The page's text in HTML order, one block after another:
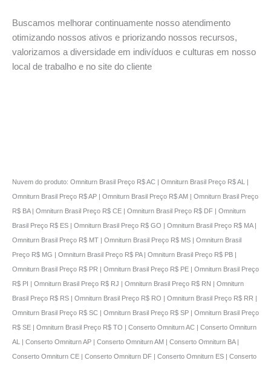
Buscamos melhorar continuamente nosso atendimento
otimizando nossos ativos e priorizando nossos recursos,
valorizamos a diversidade em indivíduos e culturas em nosso
local de trabalho e no site do cliente
Nuvem do produto: Omniturn Brasil Preço R$ AC | Omniturn Brasil Preço R$ AL |
Omniturn Brasil Preço R$ AP | Omniturn Brasil Preço R$ AM | Omniturn Brasil Preço
R$ BA | Omniturn Brasil Preço R$ CE | Omniturn Brasil Preço R$ DF | Omniturn
Brasil Preço R$ ES | Omniturn Brasil Preço R$ GO | Omniturn Brasil Preço R$ MA |
Omniturn Brasil Preço R$ MT | Omniturn Brasil Preço R$ MS | Omniturn Brasil
Preço R$ MG | Omniturn Brasil Preço R$ PA | Omniturn Brasil Preço R$ PB |
Omniturn Brasil Preço R$ PR | Omniturn Brasil Preço R$ PE | Omniturn Brasil Preço
R$ PI | Omniturn Brasil Preço R$ RJ | Omniturn Brasil Preço R$ RN | Omniturn
Brasil Preço R$ RS | Omniturn Brasil Preço R$ RO | Omniturn Brasil Preço R$ RR |
Omniturn Brasil Preço R$ SC | Omniturn Brasil Preço R$ SP | Omniturn Brasil Preço
R$ SE | Omniturn Brasil Preço R$ TO | Conserto Omniturn AC | Conserto Omniturn
AL | Conserto Omniturn AP | Conserto Omniturn AM | Conserto Omniturn BA |
Conserto Omniturn CE | Conserto Omniturn DF | Conserto Omniturn ES | Conserto